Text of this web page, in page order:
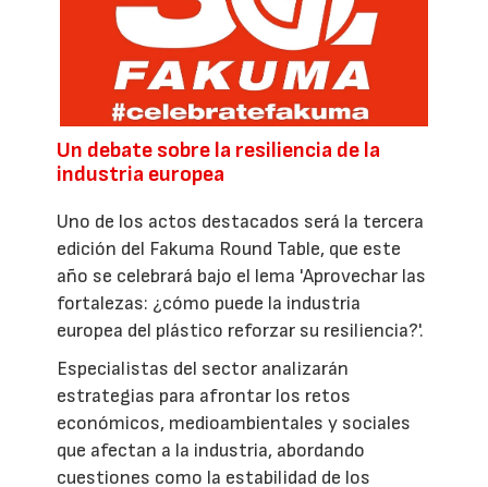
Un debate sobre la resiliencia de la
industria europea
Uno de los actos destacados será la tercera
edición del Fakuma Round Table, que este
año se celebrará bajo el lema 'Aprovechar las
fortalezas: ¿cómo puede la industria
europea del plástico reforzar su resiliencia?'.
Especialistas del sector analizarán
estrategias para afrontar los retos
económicos, medioambientales y sociales
que afectan a la industria, abordando
cuestiones como la estabilidad de los